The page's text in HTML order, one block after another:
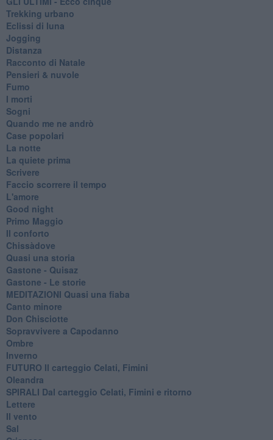
Trekking urbano
Eclissi di luna
Jogging
Distanza
Racconto di Natale
Pensieri & nuvole
Fumo
I morti
Sogni
Quando me ne andrò
Case popolari
La notte
La quiete prima
Scrivere
Faccio scorrere il tempo
L'amore
Good night
Primo Maggio
Il conforto
Chissàdove
Quasi una storia
Gastone - Quisaz
Gastone - Le storie
MEDITAZIONI Quasi una fiaba
Canto minore
Don Chisciotte
Sopravvivere a Capodanno
Ombre
Inverno
FUTURO Il carteggio Celati, Fimini
Oleandra
SPIRALI Dal carteggio Celati, Fimini e ritorno
Lettere
Il vento
Sal